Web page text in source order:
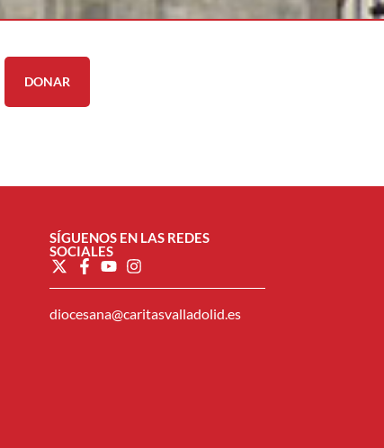
DONAR
SÍGUENOS EN LAS REDES
SOCIALES
diocesana@caritasvalladolid.es